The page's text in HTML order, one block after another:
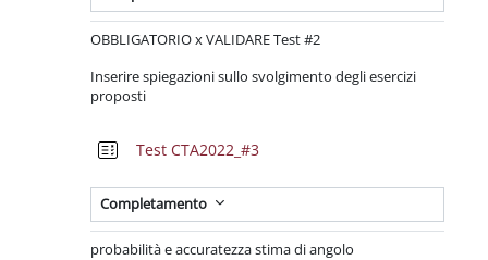
OBBLIGATORIO x VALIDARE Test #2
Inserire spiegazioni sullo svolgimento degli esercizi
proposti
Test CTA2022_#3
Completamento
probabilità e accuratezza stima di angolo